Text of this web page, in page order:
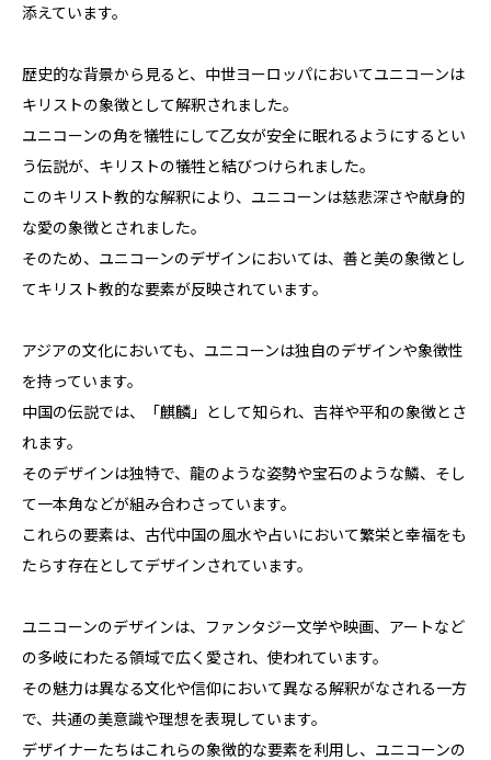
添えています。
歴史的な背景から見ると、中世ヨーロッパにおいてユニコーンは
キリストの象徴として解釈されました。
ユニコーンの角を犠牲にして乙女が安全に眠れるようにするとい
う伝説が、キリストの犠牲と結びつけられました。
このキリスト教的な解釈により、ユニコーンは慈悲深さや献身的
な愛の象徴とされました。
そのため、ユニコーンのデザインにおいては、善と美の象徴とし
てキリスト教的な要素が反映されています。
アジアの文化においても、ユニコーンは独自のデザインや象徴性
を持っています。
中国の伝説では、「麒麟」として知られ、吉祥や平和の象徴とさ
れます。
そのデザインは独特で、龍のような姿勢や宝石のような鱗、そし
て一本角などが組み合わさっています。
これらの要素は、古代中国の風水や占いにおいて繁栄と幸福をも
たらす存在としてデザインされています。
ユニコーンのデザインは、ファンタジー文学や映画、アートなど
の多岐にわたる領域で広く愛され、使われています。
その魅力は異なる文化や信仰において異なる解釈がなされる一方
で、共通の美意識や理想を表現しています。
デザイナーたちはこれらの象徴的な要素を利用し、ユニコーンの